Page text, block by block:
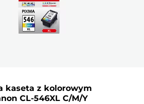
kaseta z kolorowym
CL-546XL C/M/Y